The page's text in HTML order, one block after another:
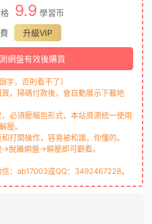
9.9 學習币
升級VIP
網盤有效後購買
字，否則看不了）
，掃碼付款後，會自動展示下載地
必須壓縮包形式，本站資源統一使用
壓。
打開操作，容易被和諧，你懂的。
離網盤→解壓即可觀看。
：ab17003或QQ：3492467228。